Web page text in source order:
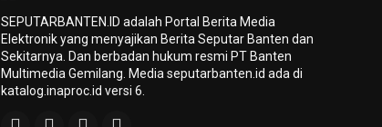
SEPUTARBANTEN.ID adalah Portal Berita Media
Elektronik yang menyajikan Berita Seputar Banten dan
Sekitarnya. Dan berbadan hukum resmi PT Banten
Multimedia Gemilang. Media seputarbanten.id ada di
katalog.inaproc.id versi 6.